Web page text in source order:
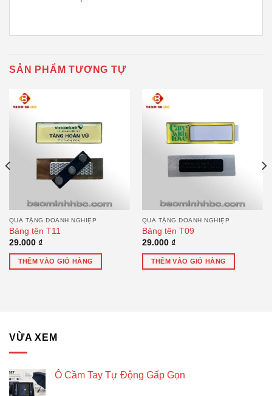
SẢN PHẨM TƯƠNG TỰ
QUÀ TẶNG DOANH NGHIỆP
Bảng tên T11
29.000 ₫
THÊM VÀO GIỎ HÀNG
QUÀ TẶNG DOANH NGHIỆP
Bảng tên T09
29.000 ₫
THÊM VÀO GIỎ HÀNG
VỪA XEM
Ô Cầm Tay Tự Động Gấp Gọn